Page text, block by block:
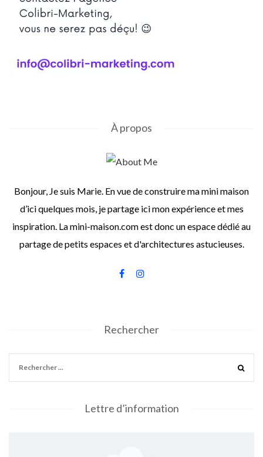
À propos
Bonjour, Je suis Marie. En vue de construire ma mini maison
d’ici quelques mois, je partage ici mon expérience et mes
inspiration. La mini-maison.com est donc un espace dédié au
partage de petits espaces et d'architectures astucieuses.
Rechercher
Lettre d’information